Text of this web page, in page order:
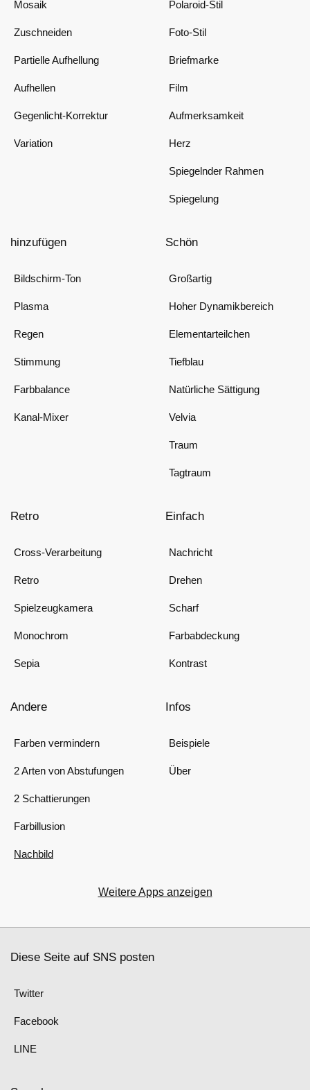
Mosaik
Zuschneiden
Partielle Aufhellung
Aufhellen
Gegenlicht-Korrektur
Variation
Polaroid-Stil
Foto-Stil
Briefmarke
Film
Aufmerksamkeit
Herz
Spiegelnder Rahmen
Spiegelung
hinzufügen
Bildschirm-Ton
Plasma
Regen
Stimmung
Farbbalance
Kanal-Mixer
Schön
Großartig
Hoher Dynamikbereich
Elementarteilchen
Tiefblau
Natürliche Sättigung
Velvia
Traum
Tagtraum
Retro
Cross-Verarbeitung
Retro
Spielzeugkamera
Monochrom
Sepia
Einfach
Nachricht
Drehen
Scharf
Farbabdeckung
Kontrast
Andere
Farben vermindern
2 Arten von Abstufungen
2 Schattierungen
Farbillusion
Nachbild
Infos
Beispiele
Über
Weitere Apps anzeigen
Diese Seite auf SNS posten
Twitter
Facebook
LINE